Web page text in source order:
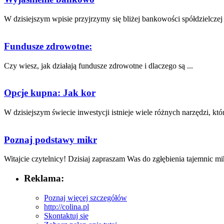
W dzisiejszym wpisie przyjrzymy⁢ się ​bliżej⁢ bankowości spółdzielczej
Fundusze zdrowotne:
Czy wiesz, jak​ działają ‍fundusze zdrowotne i dlaczego są‍ ...
Opcje kupna: Jak kor
W dzisiejszym świecie inwestycji istnieje wiele różnych ‌narzędzi,
Poznaj podstawy mikr
Witajcie czytelnicy!‌ Dzisiaj zapraszam ⁢Was ‍do⁤ zgłębienia tajemnic
Reklama:
Poznaj więcej szczegółów
http://colina.pl
Skontaktuj się